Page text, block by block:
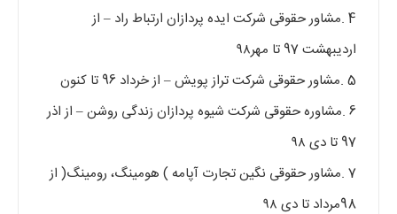
4 .مشاور حقوقی شرکت ایده پردازان ارتباط راد – از
اردیبهشت 97 تا مهر۹۸
5 .مشاور حقوقی شرکت تراز پویش – از خرداد 96 تا کنون
6 .مشاوره حقوقی شرکت شیوه پردازان زندگی روشن – از اذر
97 تا دی ۹۸
7 .مشاور حقوقی نگین تجارت آپامه ) هومینگ، رومینگ( از
98مرداد تا دی ۹۸